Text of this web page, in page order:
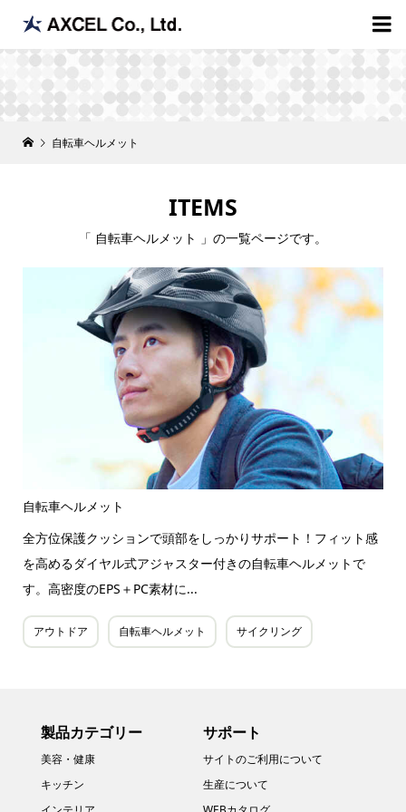

自転車ヘルメット
ITEMS
「 自転車ヘルメット 」の一覧ページです。
自転車ヘルメット
全方位保護クッションで頭部をしっかりサポート！フィット感
を高めるダイヤル式アジャスター付きの自転車ヘルメットで
す。高密度のEPS＋PC素材に...
アウトドア 自転車ヘルメット サイクリング
製品カテゴリー
美容・健康
キッチン
サポート
サイトのご利用について
生産について